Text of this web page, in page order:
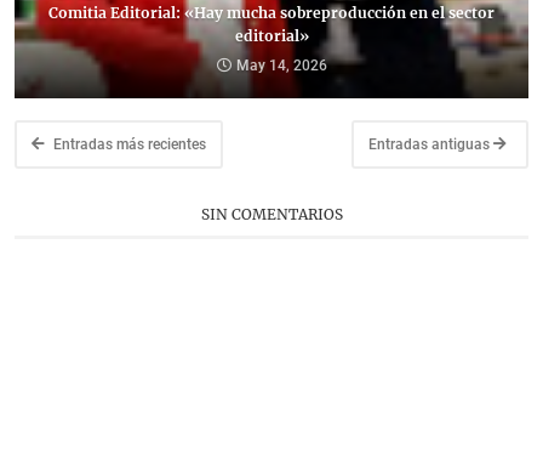
Comitia Editorial: «Hay mucha sobreproducción en el sector
editorial»
May 14, 2026
Entradas más recientes Entradas antiguas
SIN COMENTARIOS